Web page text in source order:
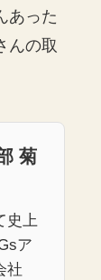
あった
んの取
菊
史上
ア
社